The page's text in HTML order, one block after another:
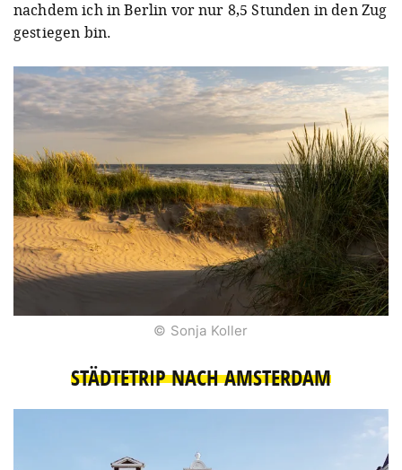
nachdem ich in Berlin vor nur 8,5 Stunden in den Zug
gestiegen bin.
© Sonja Koller
STÄDTETRIP NACH AMSTERDAM